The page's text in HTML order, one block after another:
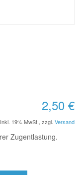
2,50 €
Inkl. 19% MwSt., zzgl. Versand
Zugentlastung.